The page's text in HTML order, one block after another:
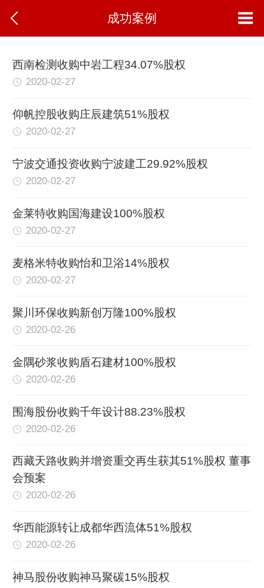
成功案例
西南检测收购中岩工程34.07%股权
2020-02-27
仰帆控股收购庄辰建筑51%股权
2020-02-27
宁波交通投资收购宁波建工29.92%股权
2020-02-27
金莱特收购国海建设100%股权
2020-02-27
麦格米特收购怡和卫浴14%股权
2020-02-27
聚川环保收购新创万隆100%股权
2020-02-26
金隅砂浆收购盾石建材100%股权
2020-02-26
围海股份收购千年设计88.23%股权
2020-02-26
西藏天路收购并增资重交再生获其51%股权 董事
会预案
2020-02-26
华西能源转让成都华西流体51%股权
2020-02-26
神马股份收购神马聚碳15%股权